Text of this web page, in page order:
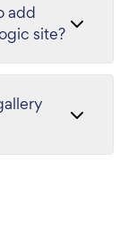
add
site?